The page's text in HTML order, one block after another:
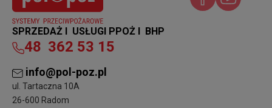
SPRZEDAŻ I USŁUGI PPOŻ I BHP
48 362 53 15
info@pol-poz.pl
ul. Tartaczna 10A
26-600 Radom